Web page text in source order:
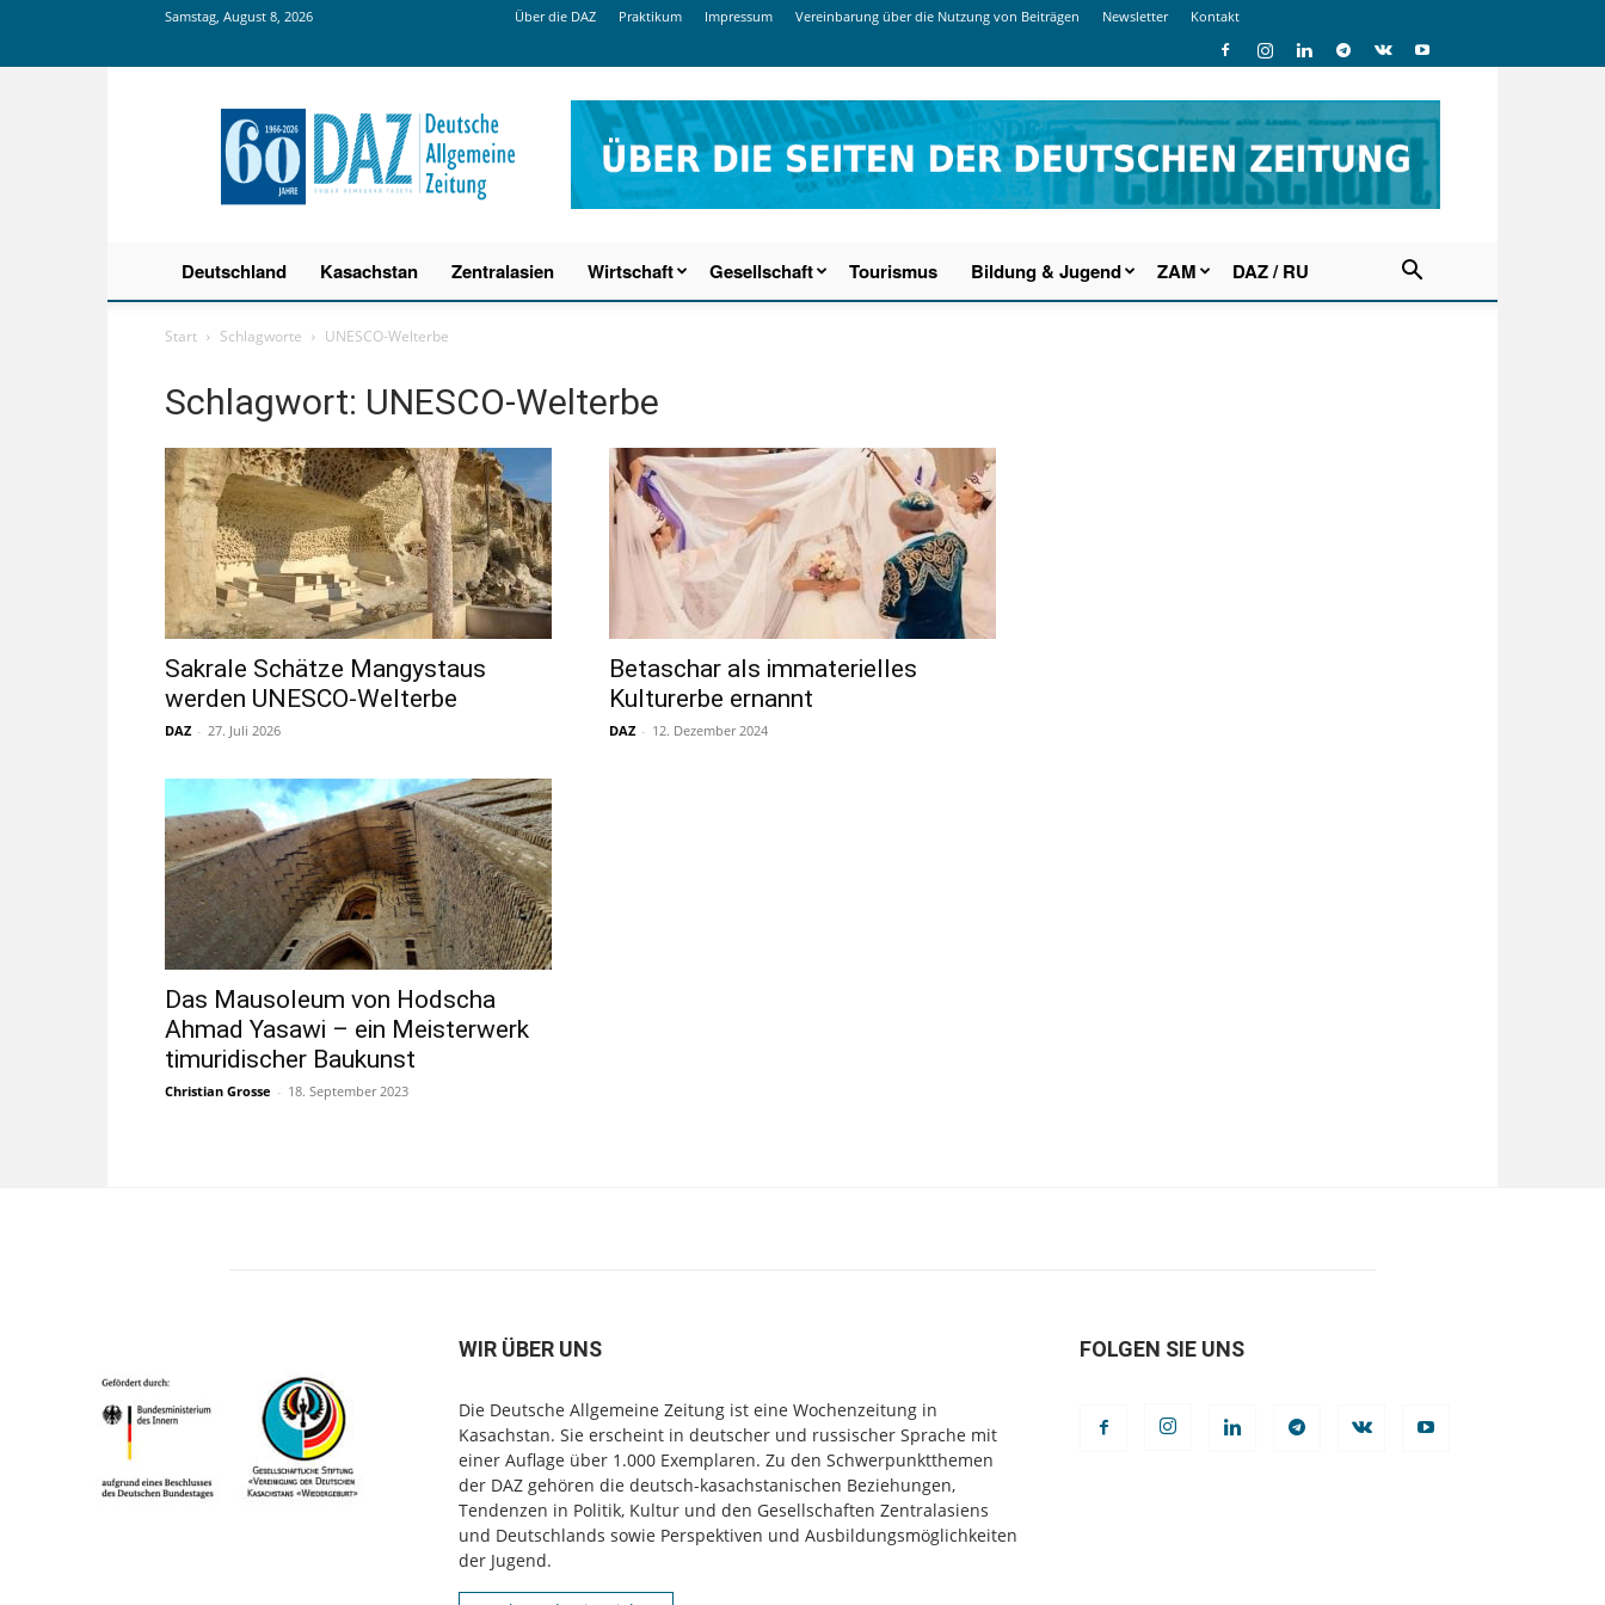
Samstag, August 8, 2026 Über die DAZ Praktikum Impressum Vereinbarung über die Nutzung von Beiträgen Newsletter Kontakt
Deutsche
Allgemeine
Zeitung
Deutschland Kasachstan Zentralasien Wirtschaft Gesellschaft Tourismus Bildung & Jugend ZAM DAZ / RU
Start Schlagworte UNESCO-Welterbe
Schlagwort: UNESCO-Welterbe
Sakrale Schätze Mangystaus
werden UNESCO-Welterbe
DAZ - 27. Juli 2026
Betaschar als immaterielles
Kulturerbe ernannt
DAZ - 12. Dezember 2024
Das Mausoleum von Hodscha
Ahmad Yasawi – ein Meisterwerk
timuridischer Baukunst
Christian Grosse - 18. September 2023
WIR ÜBER UNS
Die Deutsche Allgemeine Zeitung ist eine Wochenzeitung in
Kasachstan. Sie erscheint in deutscher und russischer Sprache mit
einer Auflage über 1.000 Exemplaren. Zu den Schwerpunktthemen
der DAZ gehören die deutsch-kasachstanischen Beziehungen,
Tendenzen in Politik, Kultur und den Gesellschaften Zentralasiens
und Deutschlands sowie Perspektiven und Ausbildungsmöglichkeiten
der Jugend.
FOLGEN SIE UNS